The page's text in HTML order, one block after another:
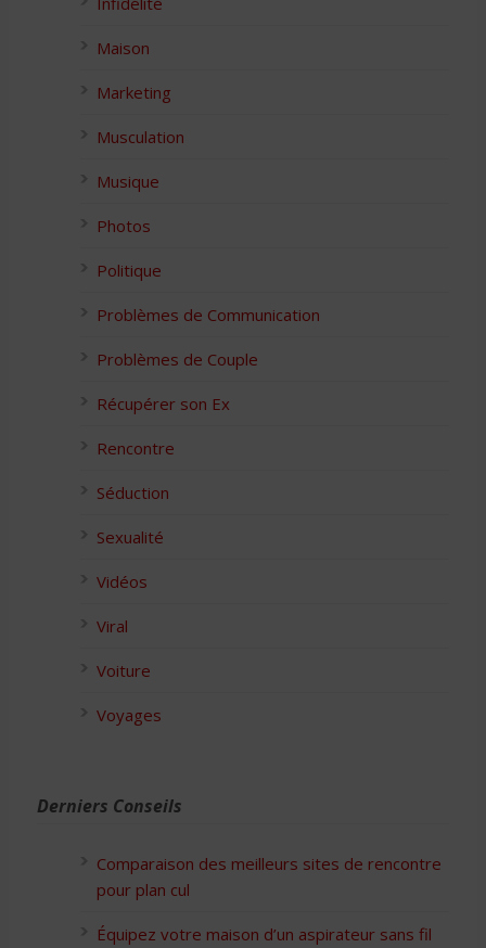
Maison
Marketing
Musculation
Musique
Photos
Politique
Problèmes de Communication
Problèmes de Couple
Récupérer son Ex
Rencontre
Séduction
Sexualité
Vidéos
Viral
Voiture
Voyages
Derniers Conseils
Comparaison des meilleurs sites de rencontre
pour plan cul
Équipez votre maison d’un aspirateur sans fil